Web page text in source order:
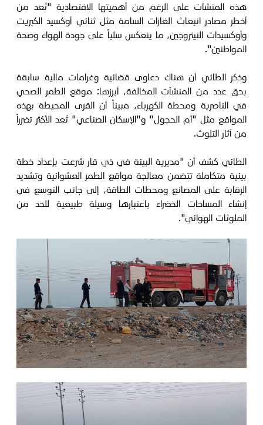
هذه المنشآت على الرغم من أهميتها الاقتصادية "تُعد من
أخطر مصادر انبعاث الغازات السامة مثل ثنائي أوكسيد الكبريت
وأوكسيدات النيتروجين، ما ينعكس سلباً على جودة الهواء وصحة
المواطنين".
وذكر الطائي أن هناك دعاوى قضائية وغرامات مالية سابقة
بحق عدد من المنشآت المخالفة، أبرزها: موقع الطمر الصحي
في الناصرية ومحطة الكهرباء، مبيناً أن القرى المحيطة بهذه
المواقع مثل "أم الحجول" و"الإسكان الصناعي" تُعد الأكثر تضرراً
من آثار التلوث.
الطائي كشف أن "مديرية البيئة في ذي قار شرعت بإعداد خطة
بيئية متكاملة تتضمن معالجة مواقع الطمر العشوائية وتشديد
الرقابة على المصانع ومحطات الطاقة، إلى جانب التوسع في
إنشاء المساحات الخضراء باعتبارها وسيلة طبيعية للحد من
الملوثات الهوائي".